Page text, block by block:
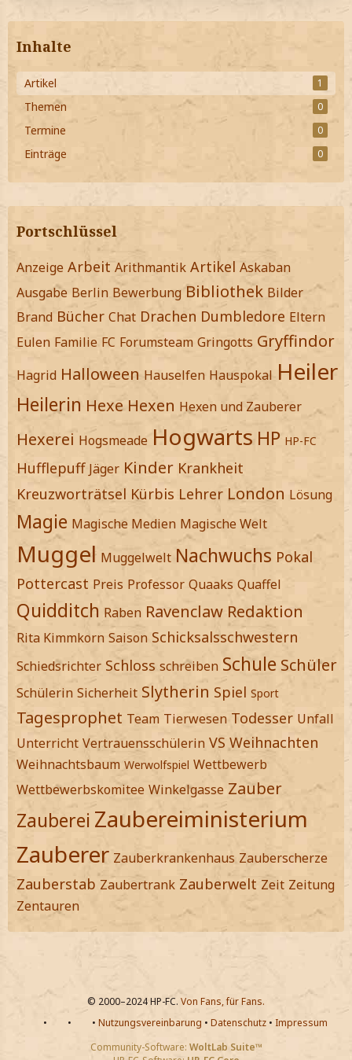
Inhalte
Artikel 1
Themen 0
Termine 0
Einträge 0
Portschlüssel
Anzeige Arbeit Arithmantik Artikel Askaban
Ausgabe Berlin Bewerbung Bibliothek Bilder
Brand Bücher Chat Drachen Dumbledore Eltern
Eulen Familie FC Forumsteam Gringotts Gryffindor
Hagrid Halloween Hauselfen Hauspokal Heiler
Heilerin Hexe Hexen Hexen und Zauberer
Hexerei Hogsmeade Hogwarts HP HP-FC
Hufflepuff Jäger Kinder Krankheit
Kreuzworträtsel Kürbis Lehrer London Lösung
Magie Magische Medien Magische Welt
Muggel Muggelwelt Nachwuchs Pokal
Pottercast Preis Professor Quaaks Quaffel
Quidditch Raben Ravenclaw Redaktion
Rita Kimmkorn Saison Schicksalsschwestern
Schiedsrichter Schloss schreiben Schule Schüler
Schülerin Sicherheit Slytherin Spiel Sport
Tagesprophet Team Tierwesen Todesser Unfall
Unterricht Vertrauensschülerin VS Weihnachten
Weihnachtsbaum Werwolfspiel Wettbewerb
Wettbewerbskomitee Winkelgasse Zauber
Zauberei Zaubereiministerium
Zauberer Zauberkrankenhaus Zauberscherze
Zauberstab Zaubertrank Zauberwelt Zeit Zeitung
Zentauren
© 2000–2024 HP-FC. Von Fans, für Fans.
•
• • Nutzungsvereinbarung • Datenschutz• Impressum
Community-Software: WoltLab Suite™